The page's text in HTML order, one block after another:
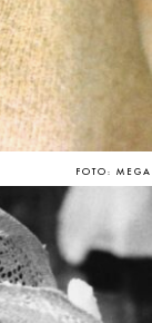
FOTO: MEGA